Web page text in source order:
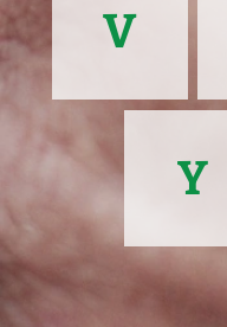
V
Y